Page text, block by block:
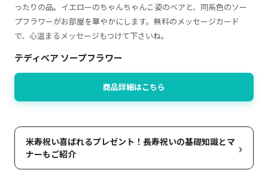
ったりの品。イエローのちゃんちゃんこ姿のベアと、同系色のソー
プフラワーがお部屋を華やかにします。無料のメッセージカード
で、心温まるメッセージもつけて下さいね。
テディベア ソープフラワー
商品詳細はこちら
米寿祝い喜ばれるプレゼント！長寿祝いの基礎知識とマ
ナーもご紹介
›